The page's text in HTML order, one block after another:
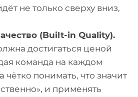
не только сверху вниз,
(Built-in Quality).
достигаться ценой
команда на каждом
чётко понимать, что значит
и применять